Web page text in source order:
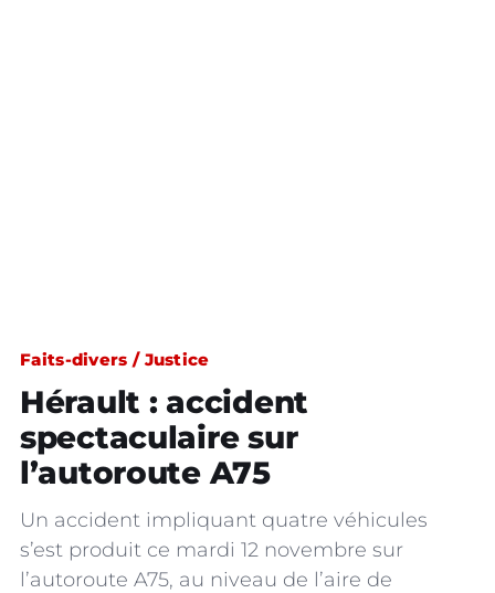
Faits-divers / Justice
Hérault : accident
spectaculaire sur
l’autoroute A75
Un accident impliquant quatre véhicules
s’est produit ce mardi 12 novembre sur
l’autoroute A75, au niveau de l’aire de